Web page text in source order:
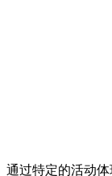
通过特定的活动